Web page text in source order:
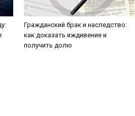
Гражданский брак и наследство:
как доказать иждивение и
получить долю